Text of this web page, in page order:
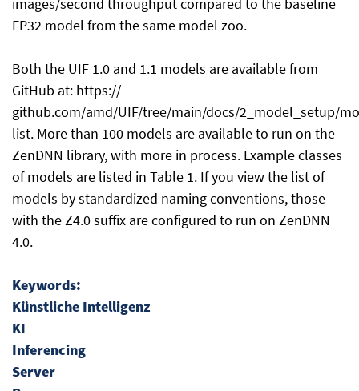
images/second throughput compared to the baseline
FP32 model from the same model zoo.
Both the UIF 1.0 and 1.1 models are available from
GitHub at: https://
github.com/amd/UIF/tree/main/docs/2_model_setup/
list. More than 100 models are available to run on the
ZenDNN library, with more in process. Example classes
of models are listed in Table 1. If you view the list of
models by standardized naming conventions, those
with the Z4.0 suffix are configured to run on ZenDNN
4.0.
Keywords:
Künstliche Intelligenz
KI
Inferencing
Server